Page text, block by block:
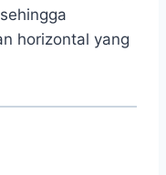
horizontal yang